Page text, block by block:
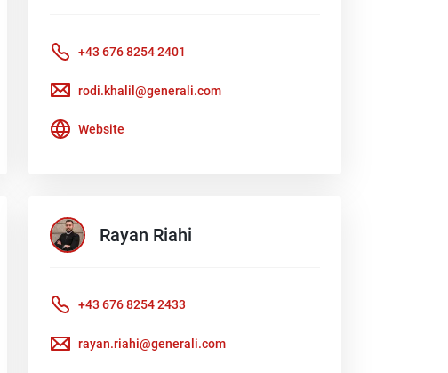
+43 676 8254 2401
rodi.khalil@generali.com
Website
Rayan Riahi
+43 676 8254 2433
rayan.riahi@generali.com